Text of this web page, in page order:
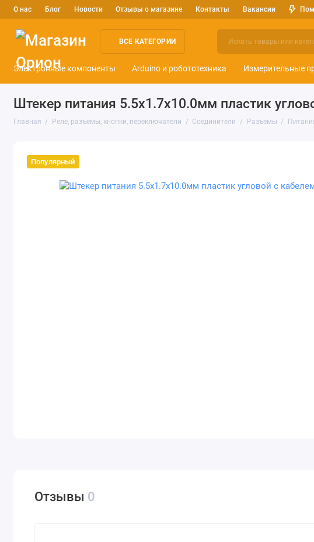
О нас Блог Новости Отзывы о магазине Контакты Вакансии
ВСЕ КАТЕГОРИИ
Электронные компоненты Arduino и робототехника Измерительные
Штекер питания 5.5x1.7x10.0мм пластик
Главная Реле, разъемы, кнопки, переключатели Соединители Разъемы
Популярный
Отзывы 0